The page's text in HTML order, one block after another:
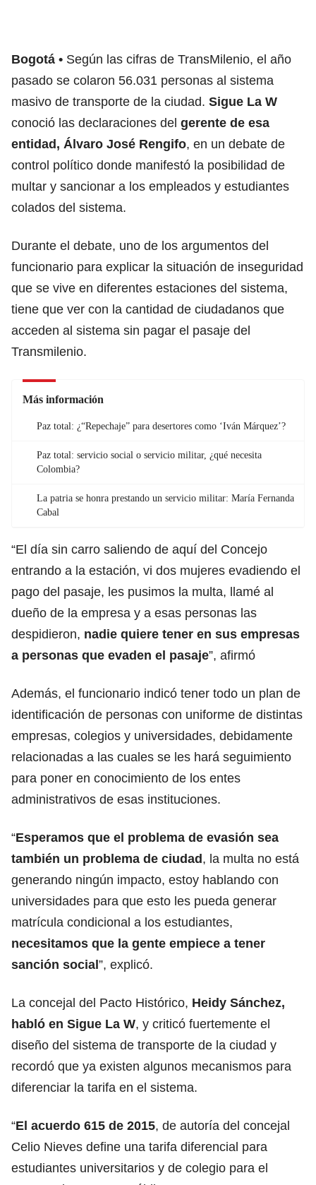
Bogotá Según las cifras de TransMilenio, el año
pasado se colaron 56.031 personas al sistema
masivo de transporte de la ciudad. Sigue La W
conoció las declaraciones del gerente de esa
entidad, Álvaro José Rengifo, en un debate de
control político donde manifestó la posibilidad de
multar y sancionar a los empleados y estudiantes
colados del sistema.
Durante el debate, uno de los argumentos del
funcionario para explicar la situación de inseguridad
que se vive en diferentes estaciones del sistema,
tiene que ver con la cantidad de ciudadanos que
acceden al sistema sin pagar el pasaje del
Transmilenio.
Más información
Paz total: ¿“Repechaje” para desertores como ‘Iván Márquez’?
Paz total: servicio social o servicio militar, ¿qué necesita
Colombia?
La patria se honra prestando un servicio militar: María Fernanda
Cabal
“El día sin carro saliendo de aquí del Concejo
entrando a la estación, vi dos mujeres evadiendo el
pago del pasaje, les pusimos la multa, llamé al
dueño de la empresa y a esas personas las
despidieron, nadie quiere tener en sus empresas
a personas que evaden el pasaje”, afirmó
Además, el funcionario indicó tener todo un plan de
identificación de personas con uniforme de distintas
empresas, colegios y universidades, debidamente
relacionadas a las cuales se les hará seguimiento
para poner en conocimiento de los entes
administrativos de esas instituciones.
“Esperamos que el problema de evasión sea
también un problema de ciudad, la multa no está
generando ningún impacto, estoy hablando con
universidades para que esto les pueda generar
matrícula condicional a los estudiantes,
necesitamos que la gente empiece a tener
sanción social”, explicó.
La concejal del Pacto Histórico, Heidy Sánchez,
habló en Sigue La W, y criticó fuertemente el
diseño del sistema de transporte de la ciudad y
recordó que ya existen algunos mecanismos para
diferenciar la tarifa en el sistema.
“El acuerdo 615 de 2015, de autoría del concejal
Celio Nieves define una tarifa diferencial para
estudiantes universitarios y de colegio para el